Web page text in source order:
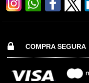
COMPRA SEGURA